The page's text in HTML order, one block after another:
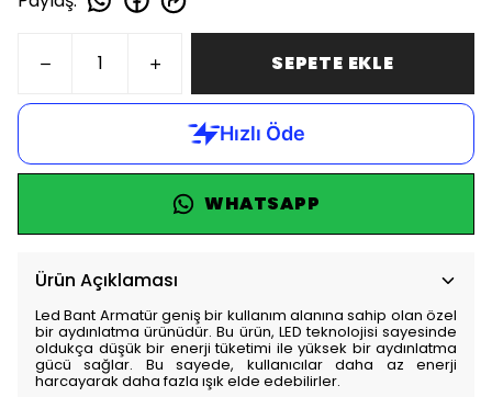
SEPETE EKLE
WHATSAPP
Ürün Açıklaması
Led Bant Armatür geniş bir kullanım alanına sahip olan özel
bir aydınlatma ürünüdür. Bu ürün, LED teknolojisi sayesinde
oldukça düşük bir enerji tüketimi ile yüksek bir aydınlatma
gücü sağlar. Bu sayede, kullanıcılar daha az enerji
harcayarak daha fazla ışık elde edebilirler.